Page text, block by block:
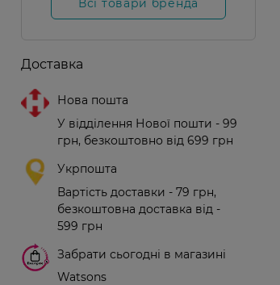
Всі товари бренда
Доставка
Нова пошта
У відділення Нової пошти - 99
грн, безкоштовно від 699 грн
Укрпошта
Вартість доставки - 79 грн,
безкоштовна доставка від -
599 грн
Забрати сьогодні в магазині
Watsons